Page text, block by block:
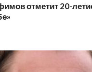
отметит 20-